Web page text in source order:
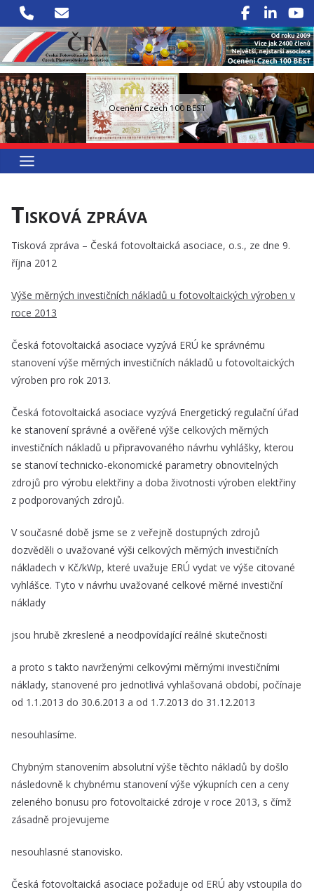
Přeskočit
na
obsah
Ocenění Czech 100 BEST
Tisková zpráva
Tisková zpráva – Česká fotovoltaická asociace, o.s., ze dne 9.
října 2012
Výše měrných investičních nákladů u fotovoltaických výroben v
roce 2013
Česká fotovoltaická asociace vyzývá ERÚ ke správnému
stanovení výše měrných investičních nákladů u fotovoltaických
výroben pro rok 2013.
Česká fotovoltaická asociace vyzývá Energetický regulační úřad
ke stanovení správné a ověřené výše celkových měrných
investičních nákladů u připravovaného návrhu vyhlášky, kterou
se stanoví technicko-ekonomické parametry obnovitelných
zdrojů pro výrobu elektřiny a doba životnosti výroben elektřiny
z podporovaných zdrojů.
V současné době jsme se z veřejně dostupných zdrojů
dozvěděli o uvažované výši celkových měrných investičních
nákladech v Kč/kWp, které uvažuje ERÚ vydat ve výše citované
vyhlášce. Tyto v návrhu uvažované celkové měrné investiční
náklady
jsou hrubě zkreslené a neodpovídající reálné skutečnosti
a proto s takto navrženými celkovými měrnými investičními
náklady, stanovené pro jednotlivá vyhlašovaná období, počínaje
od 1.1.2013 do 30.6.2013 a od 1.7.2013 do 31.12.2013
nesouhlasíme.
Chybným stanovením absolutní výše těchto nákladů by došlo
následovně k chybnému stanovení výše výkupních cen a ceny
zeleného bonusu pro fotovoltaické zdroje v roce 2013, s čímž
zásadně projevujeme
nesouhlasné stanovisko.
Česká fotovoltaická asociace požaduje od ERÚ aby vstoupila do